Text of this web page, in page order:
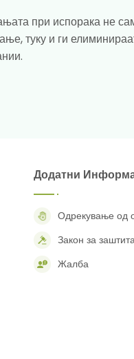
при испорака не
туку и ги
Додатни
Одрекување од
Закон за
Жалба